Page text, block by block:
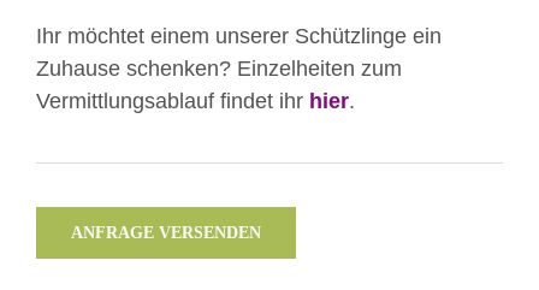
Ihr möchtet einem unserer Schützlinge ein
Zuhause schenken? Einzelheiten zum
Vermittlungsablauf findet ihr hier.
ANFRAGE VERSENDEN